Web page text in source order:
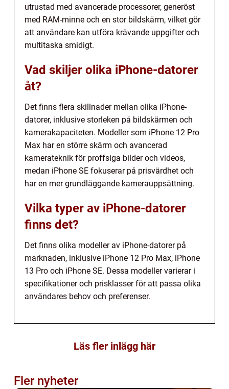
utrustad med avancerade processorer, generöst
med RAM-minne och en stor bildskärm, vilket gör
att användare kan utföra krävande uppgifter och
multitaska smidigt.
Vad skiljer olika iPhone-datorer
åt?
Det finns flera skillnader mellan olika iPhone-
datorer, inklusive storleken på bildskärmen och
kamerakapaciteten. Modeller som iPhone 12 Pro
Max har en större skärm och avancerad
kamerateknik för proffsiga bilder och videos,
medan iPhone SE fokuserar på prisvärdhet och
har en mer grundläggande kamerauppsättning.
Vilka typer av iPhone-datorer
finns det?
Det finns olika modeller av iPhone-datorer på
marknaden, inklusive iPhone 12 Pro Max, iPhone
13 Pro och iPhone SE. Dessa modeller varierar i
specifikationer och prisklasser för att passa olika
användares behov och preferenser.
Läs fler inlägg här
Fler nyheter